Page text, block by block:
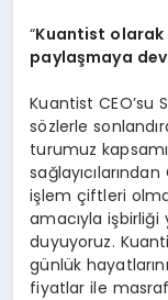
“Kuantist olarak
paylaşmaya
Kuantist CEO’su
sözlerle
turumuz
işlem çiftleri
amacıyla işbirliği
duyuyoruz.
günlük
fiyatlar ile